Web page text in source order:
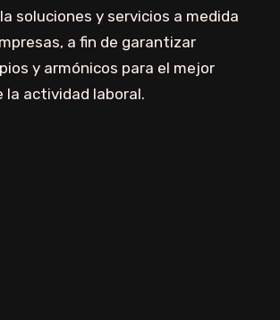
soluciones y servicios a medida
a fin de garantizar
y armónicos para el mejor
la actividad laboral.